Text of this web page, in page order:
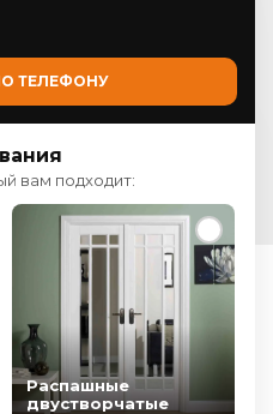
ТЕЛЕФОНУ
вам подходит:
Распашные
двустворчатые